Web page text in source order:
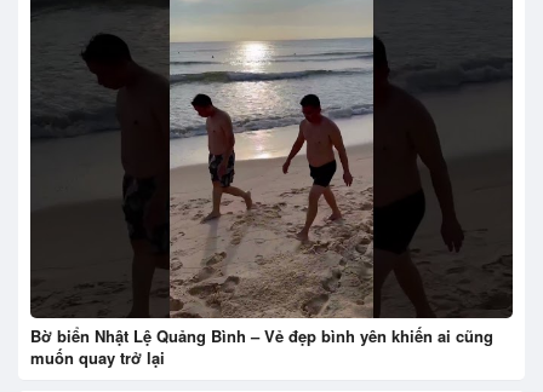
Bờ biển Nhật Lệ Quảng Bình – Vẻ đẹp bình yên khiến ai cũng
muốn quay trở lại